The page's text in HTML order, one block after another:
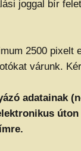
joggal bír
2500 pixelt
várunk.
adatainak